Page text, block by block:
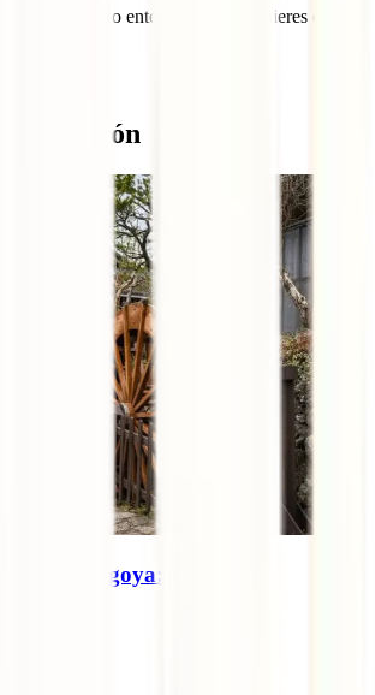
pregunta? No entendemos que quieres decir.
en Nagoya: 10 planes